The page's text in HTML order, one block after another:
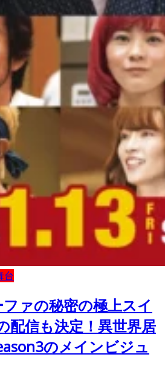
台
ファの秘密の極上スイ
配信も決定！異世界居
のメインビジュ